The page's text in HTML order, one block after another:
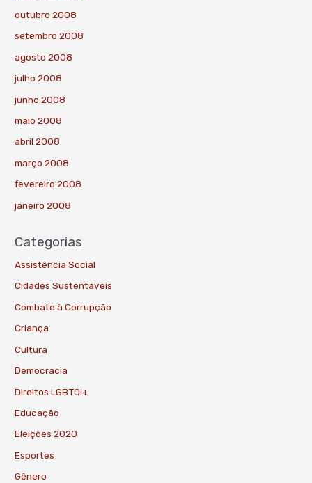
outubro 2008
setembro 2008
agosto 2008
julho 2008
junho 2008
maio 2008
abril 2008
março 2008
fevereiro 2008
janeiro 2008
Categorias
Assistência Social
Cidades Sustentáveis
Combate à Corrupção
Criança
Cultura
Democracia
Direitos LGBTQI+
Educação
Eleições 2020
Esportes
Gênero